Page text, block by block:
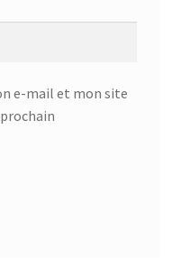
e-mail et mon site